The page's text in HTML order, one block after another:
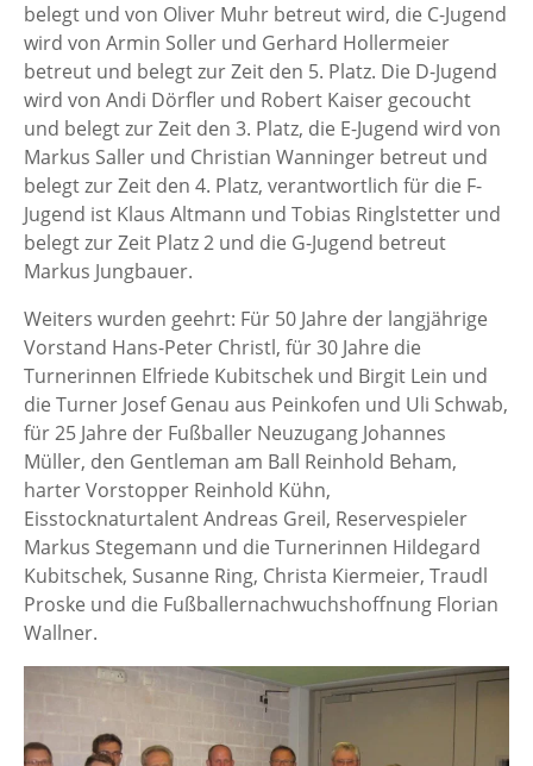
belegt und von Oliver Muhr betreut wird, die C-Jugend
wird von Armin Soller und Gerhard Hollermeier
betreut und belegt zur Zeit den 5. Platz. Die D-Jugend
wird von Andi Dörfler und Robert Kaiser gecoucht
und belegt zur Zeit den 3. Platz, die E-Jugend wird von
Markus Saller und Christian Wanninger betreut und
belegt zur Zeit den 4. Platz, verantwortlich für die F-
Jugend ist Klaus Altmann und Tobias Ringlstetter und
belegt zur Zeit Platz 2 und die G-Jugend betreut
Markus Jungbauer.
Weiters wurden geehrt: Für 50 Jahre der langjährige
Vorstand Hans-Peter Christl, für 30 Jahre die
Turnerinnen Elfriede Kubitschek und Birgit Lein und
die Turner Josef Genau aus Peinkofen und Uli Schwab,
für 25 Jahre der Fußballer Neuzugang Johannes
Müller, den Gentleman am Ball Reinhold Beham,
harter Vorstopper Reinhold Kühn,
Eisstocknaturtalent Andreas Greil, Reservespieler
Markus Stegemann und die Turnerinnen Hildegard
Kubitschek, Susanne Ring, Christa Kiermeier, Traudl
Proske und die Fußballernachwuchshoffnung Florian
Wallner.